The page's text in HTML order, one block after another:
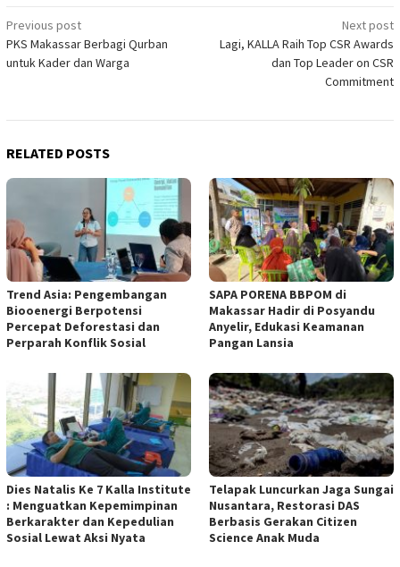
Post
navigation
Previous post
PKS Makassar Berbagi Qurban
untuk Kader dan Warga
Next post
Lagi, KALLA Raih Top CSR Awards
dan Top Leader on CSR
Commitment
RELATED POSTS
Trend Asia: Pengembangan
Biooenergi Berpotensi
Percepat Deforestasi dan
Perparah Konflik Sosial
SAPA PORENA BBPOM di
Makassar Hadir di Posyandu
Anyelir, Edukasi Keamanan
Pangan Lansia
Dies Natalis Ke 7 Kalla Institute
: Menguatkan Kepemimpinan
Berkarakter dan Kepedulian
Sosial Lewat Aksi Nyata
Telapak Luncurkan Jaga Sungai
Nusantara, Restorasi DAS
Berbasis Gerakan Citizen
Science Anak Muda